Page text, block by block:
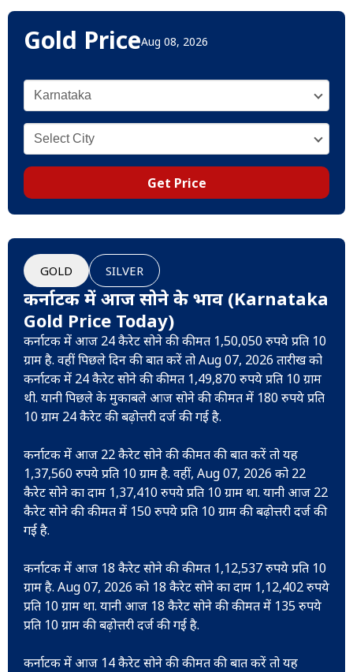
Gold PriceAug 08, 2026
Get Price
GOLD SILVER
कर्नाटक में आज सोने के भाव (Karnataka
Gold Price Today)
कर्नाटक में आज 24 कैरेट सोने की कीमत 1,50,050 रुपये प्रति 10
ग्राम है. वहीं पिछले दिन की बात करें तो Aug 07, 2026 तारीख को
कर्नाटक में 24 कैरेट सोने की कीमत 1,49,870 रुपये प्रति 10 ग्राम
थी. यानी पिछले के मुकाबले आज सोने की कीमत में 180 रुपये प्रति
10 ग्राम 24 कैरेट की बढ़ोत्तरी दर्ज की गई है.
कर्नाटक में आज 22 कैरेट सोने की कीमत की बात करें तो यह
1,37,560 रुपये प्रति 10 ग्राम है. वहीं, Aug 07, 2026 को 22
कैरेट सोने का दाम 1,37,410 रुपये प्रति 10 ग्राम था. यानी आज 22
कैरेट सोने की कीमत में 150 रुपये प्रति 10 ग्राम की बढ़ोत्तरी दर्ज की
गई है.
कर्नाटक में आज 18 कैरेट सोने की कीमत 1,12,537 रुपये प्रति 10
ग्राम है. Aug 07, 2026 को 18 कैरेट सोने का दाम 1,12,402 रुपये
प्रति 10 ग्राम था. यानी आज 18 कैरेट सोने की कीमत में 135 रुपये
प्रति 10 ग्राम की बढ़ोत्तरी दर्ज की गई है.
कर्नाटक में आज 14 कैरेट सोने की कीमत की बात करें तो यह